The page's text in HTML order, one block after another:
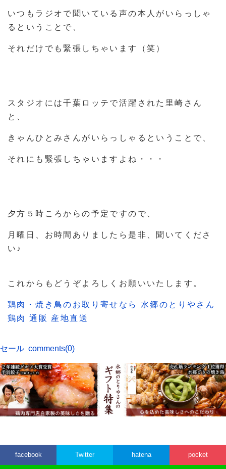
いつもラジオで聞いている声の本人がいらっしゃ
るということで、
それだけでも緊張しちゃいます（笑）
スタジオには千葉ロッテで活躍された里崎さん
と、
きゃんひとみさんがいらっしゃるということで、
それにも緊張しちゃいますよね・・・
夕方５時ころからの予定ですので、
月曜日、お時間ありましたら是非、聞いてくださ
い♪
これからもどうぞよろしくお願いいたします。
鶏肉・焼き鳥のお取り寄せなら 水郷のとりやさん
鶏肉 通販 産地直送
セール comments(0)
facebook Twitter hatena pocket